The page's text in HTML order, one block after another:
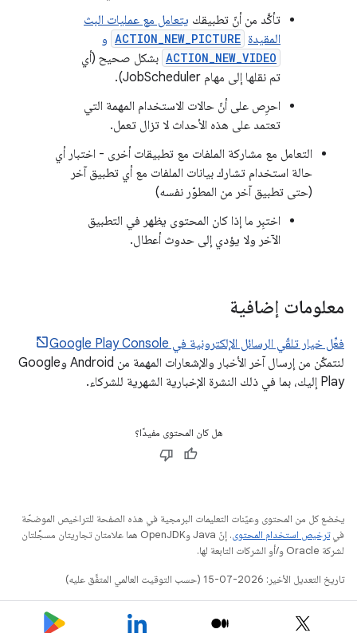
تأكَّد من أنّ تطبيقك يتعامل مع عمليات البث
المقيدة ACTION_NEW_PICTURE و
ACTION_NEW_VIDEO بشكل صحيح (أي
تم نقلها إلى مهام JobScheduler).
احرِص على أنّ حالات الاستخدام المهمة التي
تعتمد على هذه الأحداث لا تزال تعمل.
التعامل مع مشاركة الملفات مع تطبيقات أخرى - اختبار أي
حالة استخدام تشارك بيانات الملفات مع أي تطبيق آخر
(حتى تطبيق آخر من المطوّر نفسه)
اختبِر ما إذا كان المحتوى يظهر في التطبيق
الآخر ولا يؤدي إلى حدوث أعطال.
معلومات إضافية
فعِّل خيار تلقّي الرسائل الإلكترونية في Google Play Console
لنتمكّن من إرسال آخر الأخبار والإشعارات المهمة من Android وGoogle
Play إليك، بما في ذلك النشرة الإخبارية الشهرية للشركاء.
هل كان المحتوى مفيدًا؟
يخضع كل من المحتوى وعيّنات التعليمات البرمجية في هذه الصفحة للتراخيص الموضحّة
فيترخيص استخدام المحتوى
. إنّ Java وOpenJDK هما علامتان تجاريتان مسجَّلتان
لشركة Oracle و/أو الشركات التابعة لها.
تاريخ التعديل الأخير: 2026-07-15 (حسب التوقيت العالمي المتفَّق عليه)